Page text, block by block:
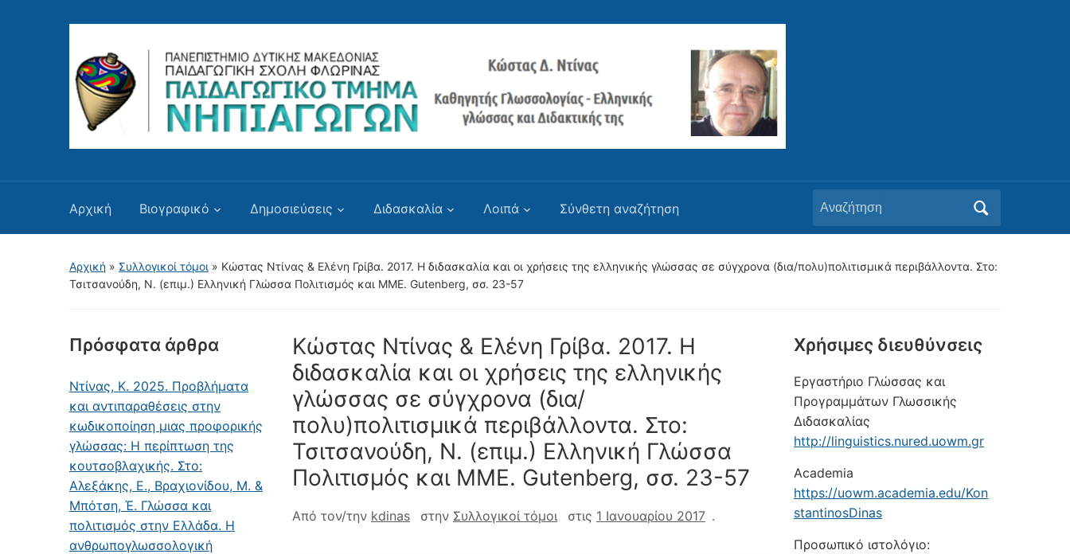
Αρχική Βιογραφικό Δημοσιεύσεις Διδασκαλία Λοιπά Σύνθετη αναζήτηση
Αναζήτηση
για:
Αρχική » Συλλογικοί τόμοι » Κώστας Ντίνας & Ελένη Γρίβα. 2017. Η διδασκαλία και οι χρήσεις της ελληνικής γλώσσας σε σύγχρονα (δια/πολυ)πολιτισμικά περιβάλλοντα. Στο:
Τσιτσανούδη, Ν. (επιμ.) Ελληνική Γλώσσα Πολιτισμός και ΜΜΕ. Gutenberg, σσ. 23-57
Πρόσφατα άρθρα
Ντίνας, Κ. 2025. Προβλήματα
και αντιπαραθέσεις στην
κωδικοποίηση μιας προφορικής
γλώσσας: Η περίπτωση της
κουτσοβλαχικής. Στο:
Αλεξάκης, Ε., Βραχιονίδου, Μ. &
Μπότση, Έ. Γλώσσα και
πολιτισμός στην Ελλάδα. Η
ανθρωπογλωσσολογική
Κώστας Ντίνας & Ελένη Γρίβα. 2017. Η
διδασκαλία και οι χρήσεις της ελληνικής
γλώσσας σε σύγχρονα (δια/
πολυ)πολιτισμικά περιβάλλοντα. Στο:
Τσιτσανούδη, Ν. (επιμ.) Ελληνική Γλώσσα
Πολιτισμός και ΜΜΕ. Gutenberg, σσ. 23-57
Από τον/την kdinas στην Συλλογικοί τόμοι στις 1 Ιανουαρίου 2017 .
Xρήσιμες διευθύνσεις
Εργαστήριο Γλώσσας και
Προγραμμάτων Γλωσσικής
Διδασκαλίας
http://linguistics.nured.uowm.gr
Academia
https://uowm.academia.edu/Kon
stantinosDinas
Προσωπικό ιστολόγιο: